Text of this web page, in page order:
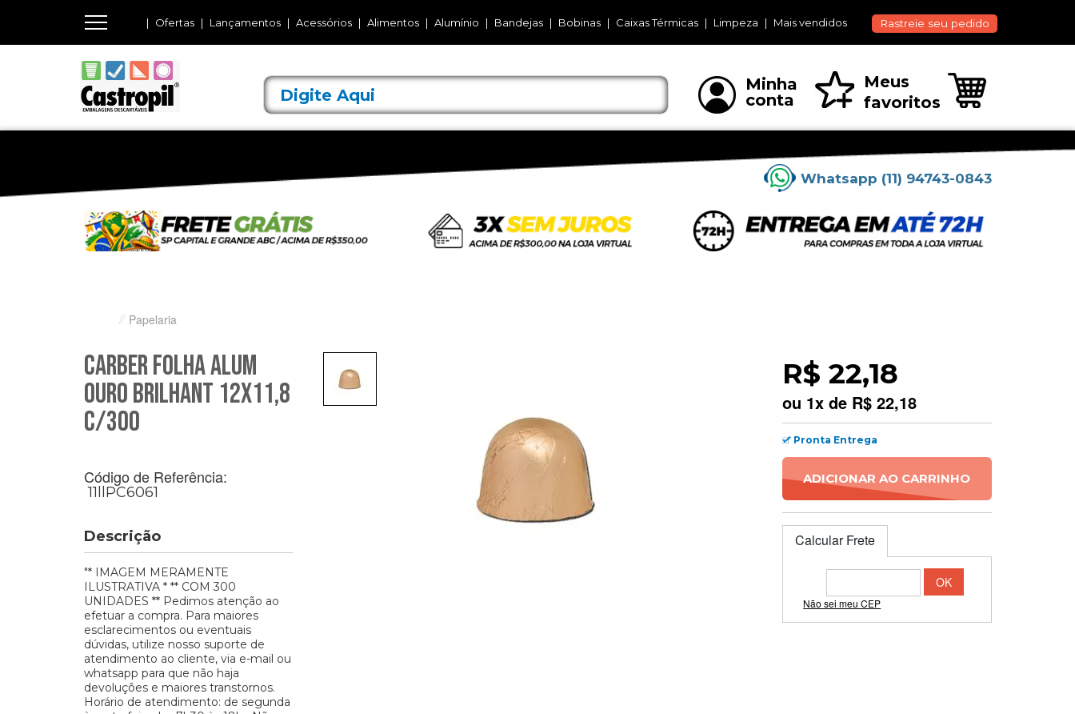
Ofertas Lançamentos Acessórios Alimentos Alumínio Bandejas Bobinas Caixas Térmicas Limpeza Mais vendidos Rastreie seu pedido
Minha
conta
Meus
favoritos
Whatsapp (11) 94743-0843
Papelaria
Carber Folha Alum
Ouro Brilhant 12X11,8
C/300
Código de Referência:
11llPC6061
Descrição
"* IMAGEM MERAMENTE
ILUSTRATIVA * ** COM 300
UNIDADES ** Pedimos atenção ao
efetuar a compra. Para maiores
esclarecimentos ou eventuais
dúvidas, utilize nosso suporte de
atendimento ao cliente, via e-mail ou
whatsapp para que não haja
devoluções e maiores transtornos.
Horário de atendimento: de segunda
R$ 22,18
ou 1x de R$ 22,18
Pronta Entrega
ADICIONAR AO CARRINHO
Calcular Frete
Não sei meu CEP